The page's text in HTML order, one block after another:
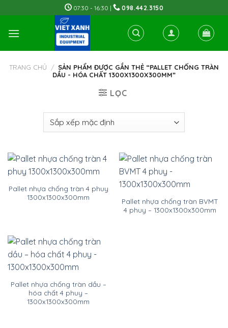
to
content
07:30 - 16:30 | 098.442.3150
TRANG CHỦ / SẢN PHẨM ĐƯỢC GẮN THẺ “PALLET CHỐNG TRÀN
DẦU - HÓA CHẤT 1300X1300X300MM”
LỌC
Pallet nhựa chống tràn 4 phuy
1300x1300x300mm
Pallet nhựa chống tràn BVMT
4 phuy – 1300x1300x300mm
Pallet nhựa chống tràn dầu –
hóa chất 4 phuy –
1300x1300x300mm